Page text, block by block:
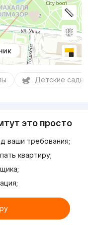
Детские сады
это просто
ваши требования;
квартиру;